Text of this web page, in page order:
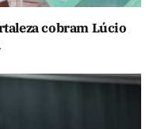
cobram Lúcio